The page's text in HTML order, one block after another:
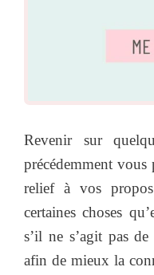
Revenir sur
précédemment vous
relief à vos
certaines choses
s’il ne s’agit pas
afin de mieux la